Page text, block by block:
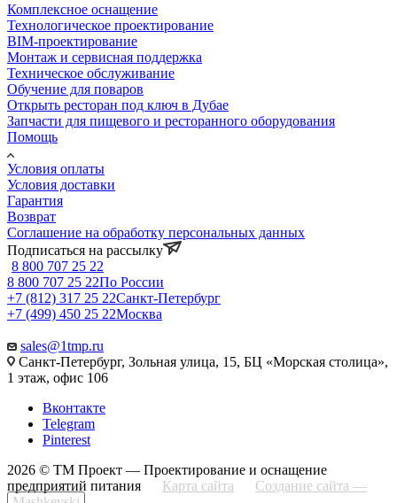
Комплексное оснащение
Технологическое проектирование
BIM-проектирование
Монтаж и сервисная поддержка
Техническое обслуживание
Обучение для поваров
Открыть ресторан под ключ в Дубае
Запчасти для пищевого и ресторанного оборудования
Помощь
Условия оплаты
Условия доставки
Гарантия
Возврат
Соглашение на обработку персональных данных
Подписаться на рассылку
8 800 707 25 22
8 800 707 25 22По России
+7 (812) 317 25 22Санкт-Петербург
+7 (499) 450 25 22Москва
sales@1tmp.ru
Санкт-Петербург, Зольная улица, 15, БЦ «Морская столица»,
1 этаж, офис 106
Вконтакте
Telegram
Pinterest
2026 © ТМ Проект — Проектирование и оснащение
предприятий питания
Карта сайта
Создание сайта —